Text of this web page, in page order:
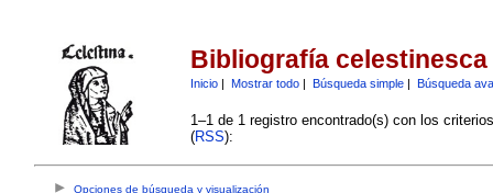
Bibliografía celestinesca
Inicio| Mostrar todo| Búsqueda simple| Búsqueda
1–1 de 1 registro encontrado(s) con los
(RSS):
Opciones de búsqueda y visualización